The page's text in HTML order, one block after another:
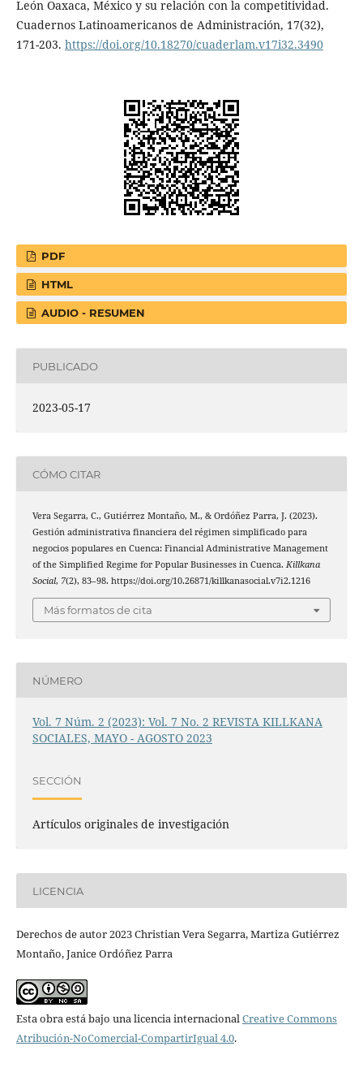
León Oaxaca, México y su relación con la competitividad.
Cuadernos Latinoamericanos de Administración, 17(32),
171-203. https://doi.org/10.18270/cuaderlam.v17i32.3490
PDF
HTML
AUDIO - RESUMEN
PUBLICADO
2023-05-17
CÓMO CITAR
Vera Segarra, C., Gutiérrez Montaño, M., & Ordóñez Parra, J. (2023).
Gestión administrativa financiera del régimen simplificado para
negocios populares en Cuenca: Financial Administrative Management
of the Simplified Regime for Popular Businesses in Cuenca. Killkana
Social, 7(2), 83–98. https://doi.org/10.26871/killkanasocial.v7i2.1216
Más formatos de cita
NÚMERO
Vol. 7 Núm. 2 (2023): Vol. 7 No. 2 REVISTA KILLKANA
SOCIALES, MAYO - AGOSTO 2023
SECCIÓN
Artículos originales de investigación
LICENCIA
Derechos de autor 2023 Christian Vera Segarra, Martiza Gutiérrez
Montaño, Janice Ordóñez Parra
Esta obra está bajo una licencia internacionalCreative Commons
Atribución-NoComercial-CompartirIgual 4.0.